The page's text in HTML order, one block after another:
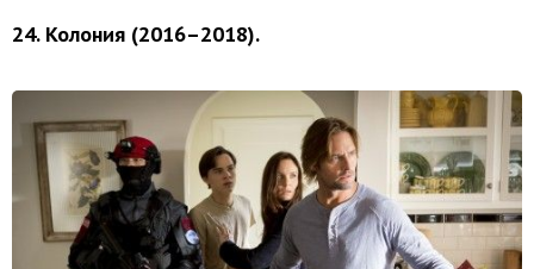
24. Колония (2016–2018).